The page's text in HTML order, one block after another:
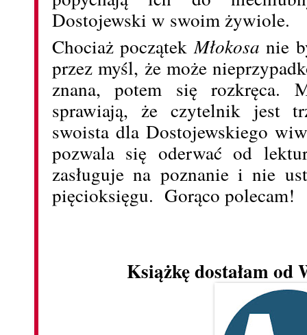
Dostojewski w swoim żywiole.
Chociaż początekMłokosa nie
przez myśl, że może
znana, potem się rozkręca.
sprawiają, że czytelnik jest
swoista dla Dostojewskiego
pozwala się oderwać od
zasługuje na poznanie i nie
pięcioksięgu. Gorąco polecam!
Książkę dostałam